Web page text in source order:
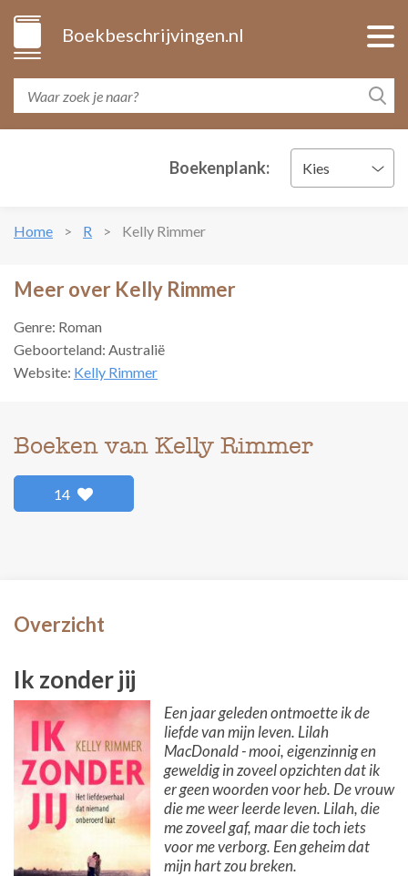
Boekbeschrijvingen.nl
Boekenplank: Kies
Home R Kelly Rimmer
Meer over Kelly Rimmer
Genre: Roman
Geboorteland: Australië
Website: Kelly Rimmer
Boeken van Kelly Rimmer
14
Overzicht
Ik zonder jij
Een jaar geleden ontmoette ik de
liefde van mijn leven. Lilah
MacDonald - mooi, eigenzinnig en
geweldig in zoveel opzichten dat ik
er geen woorden voor heb. De vrouw
die me weer leerde leven. Lilah, die
me zoveel gaf, maar die toch iets
voor me verborg. Een geheim dat
mijn hart zou breken.